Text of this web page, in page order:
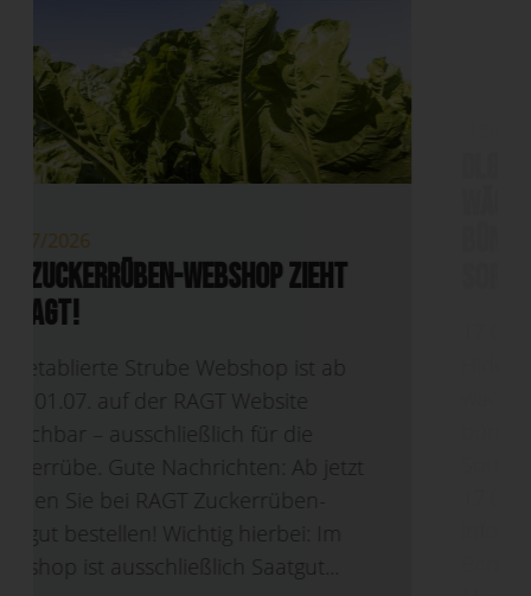
18/06/2026
DLG Feldtage 2026 – Gemeinsam
wächst mehr: RAGT und Strube
bündeln Vertrieb und stärken
Sortenvielfalt
17.06.2026 Presseinformation –
Hiddenhausen/Söllingen – Gemeinsam
wächst mehr: RAGT und Strube
bündeln Vertrieb und stärken
Sortenvielfalt Hiddenhausen/Söllingen,